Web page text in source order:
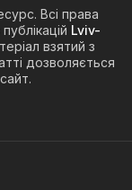
Всі права
Lviv-
взятий з
дозволяється